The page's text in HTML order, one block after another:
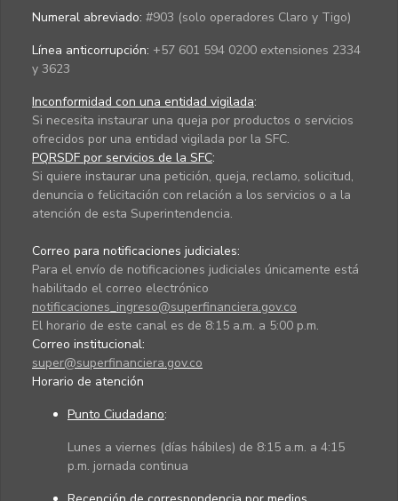
Numeral abreviado: #903 (solo operadores Claro y Tigo)
Línea anticorrupción: +57 601 594 0200 extensiones 2334
y 3623
Inconformidad con una entidad vigilada:
Si necesita instaurar una queja por productos o servicios
ofrecidos por una entidad vigilada por la SFC.
PQRSDF por servicios de la SFC:
Si quiere instaurar una petición, queja, reclamo, solicitud,
denuncia o felicitación con relación a los servicios o a la
atención de esta Superintendencia.
Correo para notificaciones judiciales:
Para el envío de notificaciones judiciales únicamente está
habilitado el correo electrónico
notificaciones_ingreso@superfinanciera.gov.co
El horario de este canal es de 8:15 a.m. a 5:00 p.m.
Correo institucional:
super@superfinanciera.gov.co
Horario de atención
Punto Ciudadano:
Lunes a viernes (días hábiles) de 8:15 a.m. a 4:15
p.m. jornada continua